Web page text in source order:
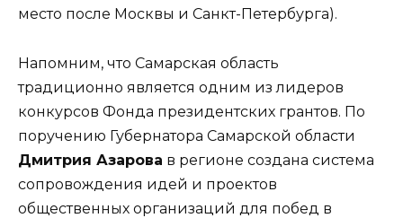
место после Москвы и Санкт-Петербурга).
Напомним, что Самарская область
традиционно является одним из лидеров
конкурсов Фонда президентских грантов. По
поручению Губернатора Самарской области
Дмитрия Азарова в регионе создана система
сопровождения идей и проектов
общественных организаций для побед в